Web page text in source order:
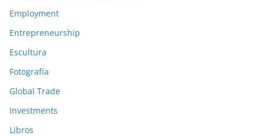
Employment
Entrepreneurship
Escultura
Fotografía
Global Trade
Investments
Libros